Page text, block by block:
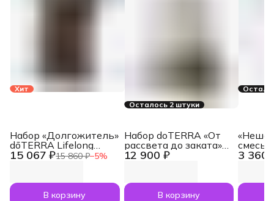
Хит
15 067 ₽15 860 ₽−5%
Набор «Долгожитель»
dōTERRA Lifelong
Vitality Pack, 3x120
В корзину
Осталось 2 штуки
12 900 ₽
Набор doTERRA «От
рассвета до заката»
увлажнитель воздуха
по 5 мл
В корзину
3 360
смесь